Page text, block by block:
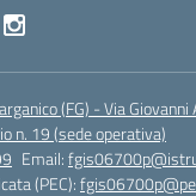
(FG) - Via
n. 19 (sede operativa)
Email:
(PEC):